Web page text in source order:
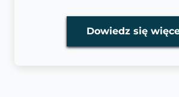
Dowiedz się